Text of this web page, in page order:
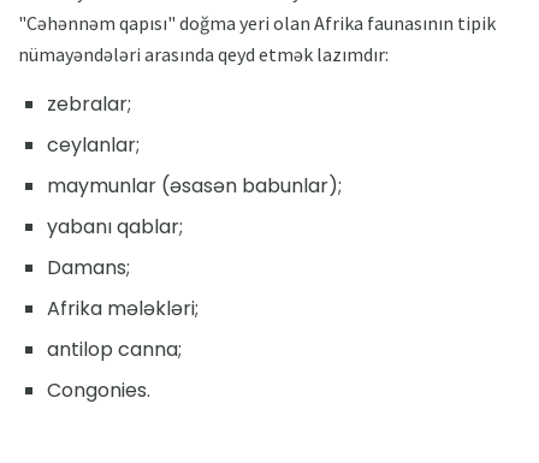
"Cəhənnəm qapısı" doğma yeri olan Afrika faunasının tipik
nümayəndələri arasında qeyd etmək lazımdır:
zebralar;
ceylanlar;
maymunlar (əsasən babunlar);
yabanı qablar;
Damans;
Afrika mələkləri;
antilop canna;
Congonies.